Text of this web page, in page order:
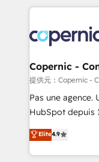
lasts. So if you're ready to become the most trusted
voice in your
HubSpot's
worldwide, and
Huble has built
One company,
across offices
Canada,
South Africa. Certified compliant with ISO/IEC
international
Copernic -
提供元：Copernic -
Pas une agence.
HubSpot depuis
clients, un ROI
HubSpot un vrai
organisation.
Elite4.9